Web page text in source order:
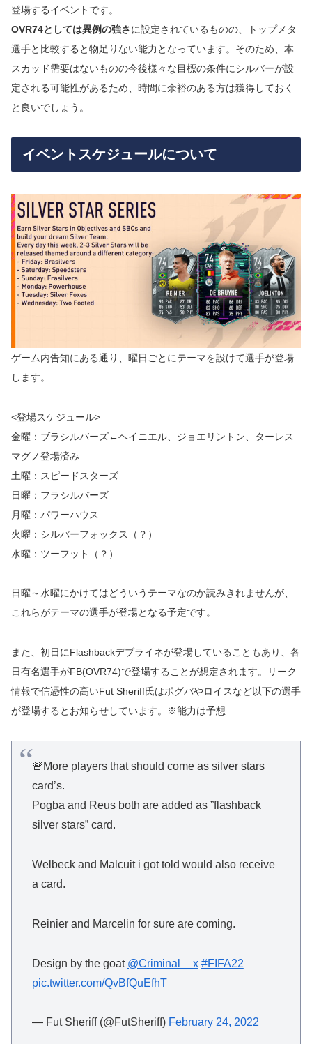
登場するイベントです。
OVR74としては異例の強さに設定されているものの、トップメタ
選手と比較すると物足りない能力となっています。そのため、本
スカッド需要はないものの今後様々な目標の条件にシルバーが設
定される可能性があるため、時間に余裕のある方は獲得しておく
と良いでしょう。
イベントスケジュールについて
ゲーム内告知にある通り、曜日ごとにテーマを設けて選手が登場
します。
<登場スケジュール>
金曜：ブラシルバーズ←ヘイニエル、ジョエリントン、ターレス
マグノ登場済み
土曜：スピードスターズ
日曜：フラシルバーズ
月曜：パワーハウス
火曜：シルバーフォックス（？）
水曜：ツーフット（？）
日曜～水曜にかけてはどういうテーマなのか読みきれませんが、
これらがテーマの選手が登場となる予定です。
また、初日にFlashbackデブライネが登場していることもあり、各
日有名選手がFB(OVR74)で登場することが想定されます。リーク
情報で信憑性の高いFut Sheriff氏はポグバやロイスなど以下の選手
が登場するとお知らせしています。※能力は予想
🚨More players that should come as silver stars
card’s.
Pogba and Reus both are added as ”flashback
silver stars” card.
Welbeck and Malcuit i got told would also receive
a card.
Reinier and Marcelin for sure are coming.
Design by the goat @Criminal__x #FIFA22
pic.twitter.com/QvBfQuEfhT
— Fut Sheriff (@FutSheriff) February 24, 2022